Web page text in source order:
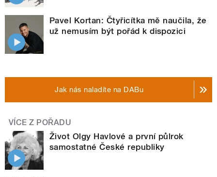
Pavel Kortan: Čtyřicítka mě naučila, že
už nemusím být pořád k dispozici
Jak nás naladíte na DABu
VÍCE Z POŘADU
Život Olgy Havlové a první půlrok
samostatné České republiky